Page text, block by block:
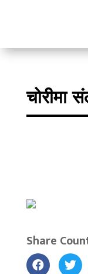
चोरीमा
Share